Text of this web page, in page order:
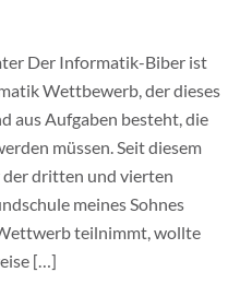
Der Informatik-Biber ist
Wettbewerb, der dieses
aus Aufgaben besteht, die
müssen. Seit diesem
der dritten und vierten
meines Sohnes
teilnimmt, wollte
[…]